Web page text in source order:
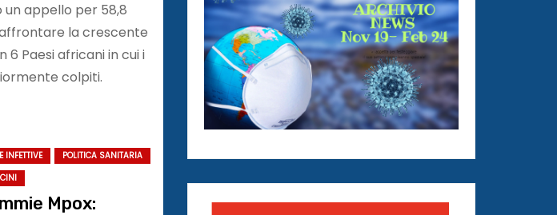
un appello per 58,8
la crescente
6 Paesi africani in cui i
colpiti.
INFETTIVE
POLITICA SANITARIA
Mpox: